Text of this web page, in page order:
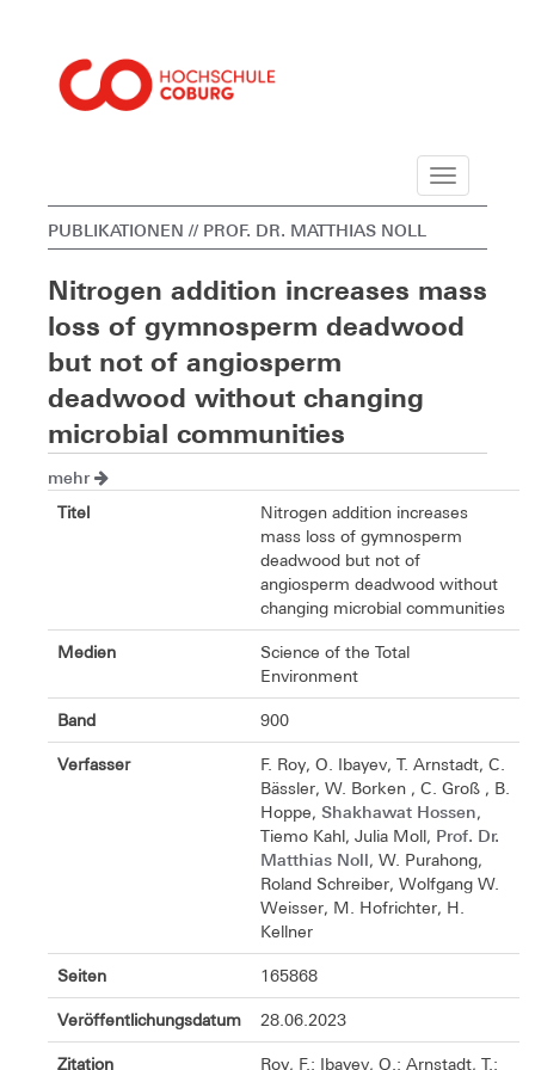
Navigation
PUBLIKATIONEN // PROF. DR. MATTHIAS NOLL
Nitrogen addition increases mass
loss of gymnosperm deadwood
but not of angiosperm
deadwood without changing
microbial communities
mehr
Titel
Nitrogen addition increases
mass loss of gymnosperm
deadwood but not of
angiosperm deadwood without
changing microbial communities
Medien
Science of the Total
Environment
Band 900
Verfasser
F. Roy, O. Ibayev, T. Arnstadt, C.
Bässler, W. Borken , C. Groß , B.
Hoppe, Shakhawat Hossen,
Tiemo Kahl, Julia Moll, Prof. Dr.
Matthias Noll, W. Purahong,
Roland Schreiber, Wolfgang W.
Weisser, M. Hofrichter, H.
Kellner
Seiten 165868
Veröffentlichungsdatum 28.06.2023
Zitation Roy, F.; Ibayev, O.; Arnstadt, T.;